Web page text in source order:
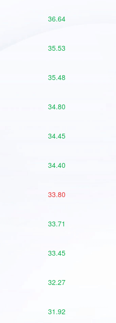
36.64
35.53
35.48
34.80
34.45
34.40
33.80
33.71
33.45
32.27
31.92